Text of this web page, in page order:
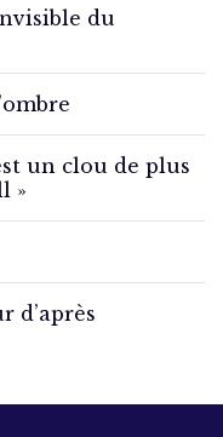
du
un clou de plus
»
d’après